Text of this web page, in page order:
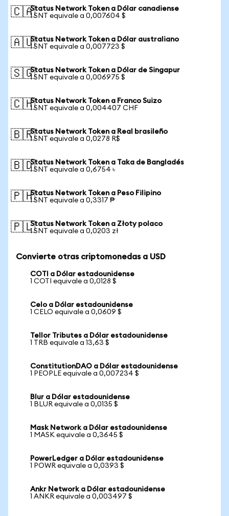
🇨🇦Status Network Token a Dólar canadiense
1 SNT equivale a 0,007604 $
🇦🇺Status Network Token a Dólar australiano
1 SNT equivale a 0,007723 $
🇸🇬Status Network Token a Dólar de Singapur
1 SNT equivale a 0,006975 $
🇨🇭Status Network Token a Franco Suizo
1 SNT equivale a 0,004407 CHF
🇧🇷Status Network Token a Real brasileño
1 SNT equivale a 0,0278 R$
🇧🇩Status Network Token a Taka de Bangladés
1 SNT equivale a 0,6754 ৳
🇵🇭Status Network Token a Peso Filipino
1 SNT equivale a 0,3317 ₱
🇵🇱Status Network Token a Złoty polaco
1 SNT equivale a 0,0203 zł
Convierte otras criptomonedas a USD
COTI a Dólar estadounidense
1 COTI equivale a 0,0128 $
Celo a Dólar estadounidense
1 CELO equivale a 0,0609 $
Tellor Tributes a Dólar estadounidense
1 TRB equivale a 13,63 $
ConstitutionDAO a Dólar estadounidense
1 PEOPLE equivale a 0,007234 $
Blur a Dólar estadounidense
1 BLUR equivale a 0,0135 $
Mask Network a Dólar estadounidense
1 MASK equivale a 0,3645 $
PowerLedger a Dólar estadounidense
1 POWR equivale a 0,0393 $
Ankr Network a Dólar estadounidense
1 ANKR equivale a 0,003497 $